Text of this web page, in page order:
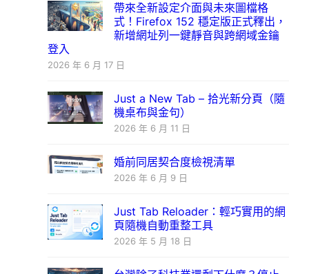
帶來全新設定介面與未來圖檔格
式！Firefox 152 穩定版正式釋出，
新增網址列一鍵靜音與跨網域金鑰
登入
2026 年 6 月 17 日
Just a New Tab – 拾光新分頁（隨
機桌布與金句）
2026 年 6 月 11 日
婚前同居契合度檢視清單
2026 年 6 月 9 日
Just Tab Reloader：輕巧實用的網
頁隨機自動重整工具
2026 年 5 月 18 日